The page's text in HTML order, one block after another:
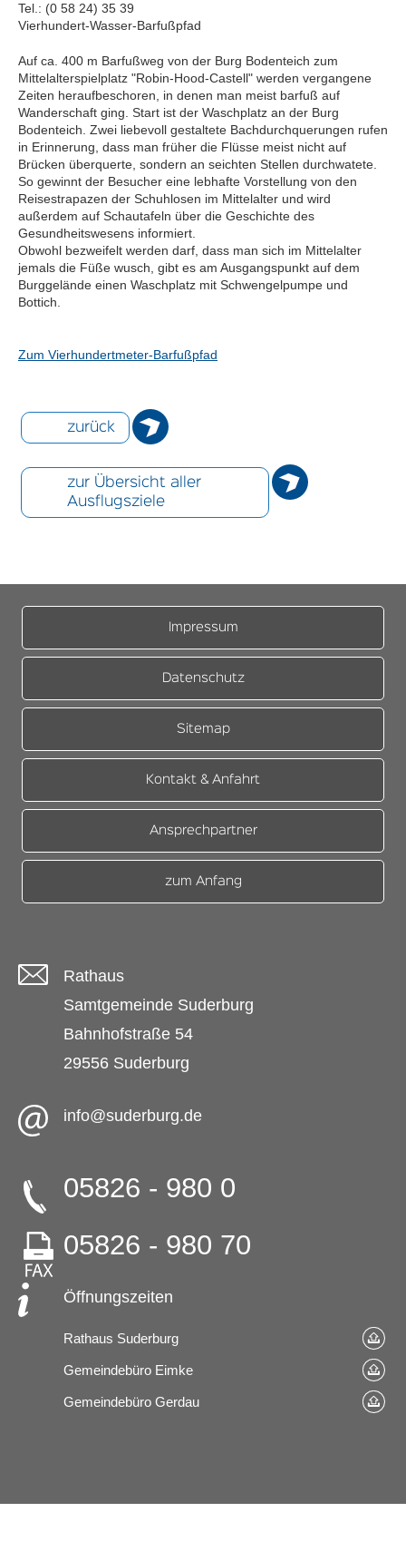
Tel.: (0 58 24) 35 39
Vierhundert-Wasser-Barfußpfad
Auf ca. 400 m Barfußweg von der Burg Bodenteich zum
Mittelalterspielplatz "Robin-Hood-Castell" werden vergangene
Zeiten heraufbeschoren, in denen man meist barfuß auf
Wanderschaft ging. Start ist der Waschplatz an der Burg
Bodenteich. Zwei liebevoll gestaltete Bachdurchquerungen rufen
in Erinnerung, dass man früher die Flüsse meist nicht auf
Brücken überquerte, sondern an seichten Stellen durchwatete.
So gewinnt der Besucher eine lebhafte Vorstellung von den
Reisestrapazen der Schuhlosen im Mittelalter und wird
außerdem auf Schautafeln über die Geschichte des
Gesundheitswesens informiert.
Obwohl bezweifelt werden darf, dass man sich im Mittelalter
jemals die Füße wusch, gibt es am Ausgangspunkt auf dem
Burggelände einen Waschplatz mit Schwengelpumpe und
Bottich.
Zum Vierhundertmeter-Barfußpfad
zurück
zur Übersicht aller
Ausflugsziele
Impressum
Datenschutz
Sitemap
Kontakt & Anfahrt
Ansprechpartner
zum Anfang
Rathaus
Samtgemeinde Suderburg
Bahnhofstraße 54
29556 Suderburg
info@suderburg.de
05826 - 980 0
05826 - 980 70
Öffnungszeiten
Rathaus Suderburg
Gemeindebüro Eimke
Gemeindebüro Gerdau